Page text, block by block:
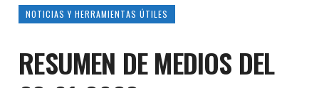
NOTICIAS Y HERRAMIENTAS ÚTILES
RESUMEN DE MEDIOS DEL